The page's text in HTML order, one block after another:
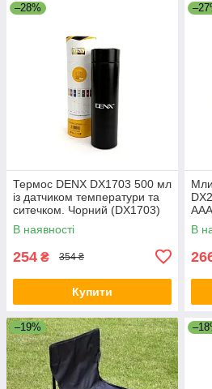
–28%
Термос DENX DX1703 500 мл
із датчиком температури та
ситечком. Чорний (DX1703)
В наявності
254 ₴ 354 ₴
Купити
В
–19%